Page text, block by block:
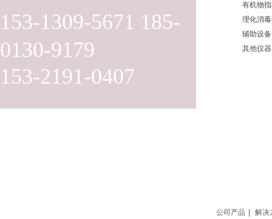
153-1309-5671 185-
0130-9179
153-2191-0407
有机物
理化消
辅助设备
其他仪器
公司产品 解决